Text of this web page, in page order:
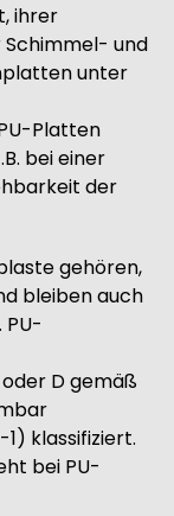
ihrer
und
unter
Platten
bei einer
der
gehören,
bleiben auch
D gemäß
1) klassifiziert.
bei PU-